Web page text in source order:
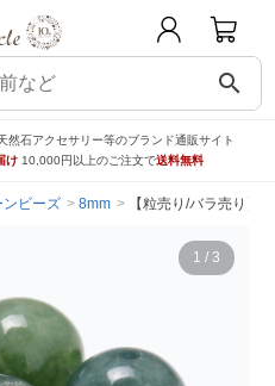
search
然石アクセサリー等のブランド通販サイト
け 10,000円以上のご注文で送料無料
ンビーズ 8mm 【粒売り/バラ売り】
1 / 3